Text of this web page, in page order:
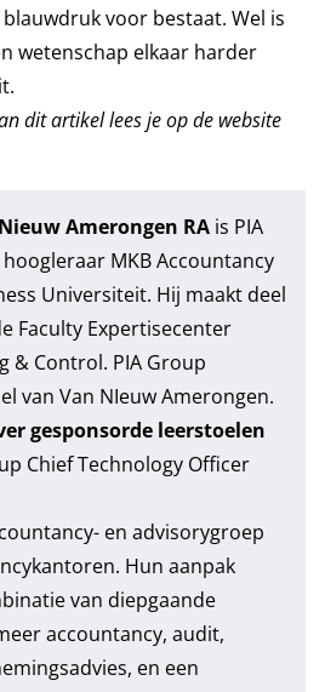
voor bestaat. Wel is
wetenschap elkaar harder
dit artikel lees je op de website
Amerongen RA is PIA
MKB Accountancy
Universiteit. Hij maakt deel
Faculty Expertisecenter
& Control. PIA Group
van Van NIeuw Amerongen.
gesponsorde leerstoelen
Chief Technology Officer
en advisorygroep
Hun aanpak
van diepgaande
accountancy, audit,
en een